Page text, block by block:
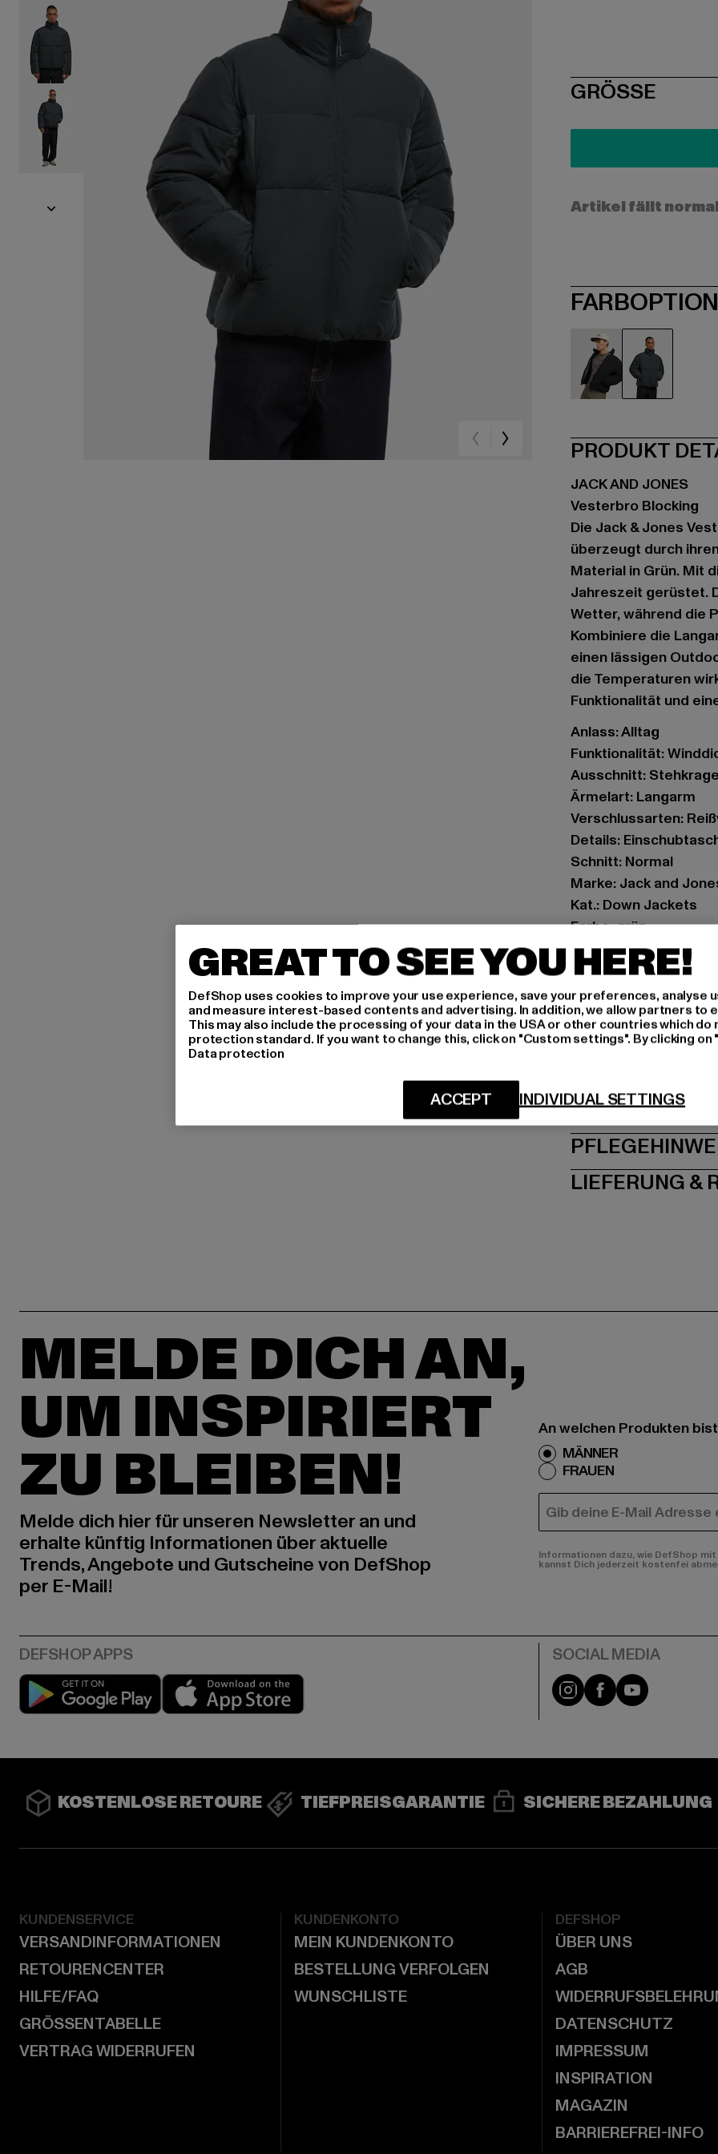
SIZE
GRÖSSE
Artikel fällt
PRODUKT
JACK AND JONES
Vesterbro Blocking
Die Jack & Jones
überzeugt durch
Material in Grün. Mit
Jahreszeit gerüstet.
Wetter, während die
Kombiniere die
einen lässigen
die Temperaturen
Funktionalität und
Anlass: Alltag
Funktionalität:
Ausschnitt:
Ärmelart: Langarm
Verschlussarten:
Details:
Schnitt: Normal
Marke: Jack and
Kat.: Down Jackets
Farbe: grün
Hersteller Farbe:
Art.Nr: 12267055-
Hersteller:
GRÖSSE
LIEFERUNG &
MELDE DICH AN,
UM INSPIRIERT
ZU BLEIBEN!
Melde dich hier für unseren Newsletter an und
erhalte künftig Informationen über aktuelle
Trends, Angebote und Gutscheine von DefShop
per E-Mail!
An welchen Produkten
MÄNNER
FRAUEN
E-MAIL
Informationen dazu, wie DefShop
kannst Dich jederzeit kostenfei
Play market Instagram
FacebookYouTube
KOSTENLOSE RETOURE TIEFPREISGARANTIE SICHERE BEZAHLUNG
KUNDENSERVICE
VERSANDINFORMATIONEN
RETOURENCENTER
HILFE/FAQ
GRÖSSENTABELLE
VERTRAG WIDERRUFEN
KUNDENKONTO
MEIN KUNDENKONTO
BESTELLUNG VERFOLGEN
WUNSCHLISTE
DEFSHOP
ÜBER UNS
AGB
DATENSCHUTZ
IMPRESSUM
INSPIRATION
MAGAZIN
BARRIEREFREI-INFO
GREAT TO SEE YOU HERE!
DefShop uses cookies to improve your use experience, save your preferences, analyse
and measure interest-based contents and advertising. In addition, we allow partners to
This may also include the processing of your data in the USA or other countries which do
protection standard. If you want to change this, click on "Custom settings". By clicking
Data protection
INDIVIDUAL SETTINGS
ACCEPT